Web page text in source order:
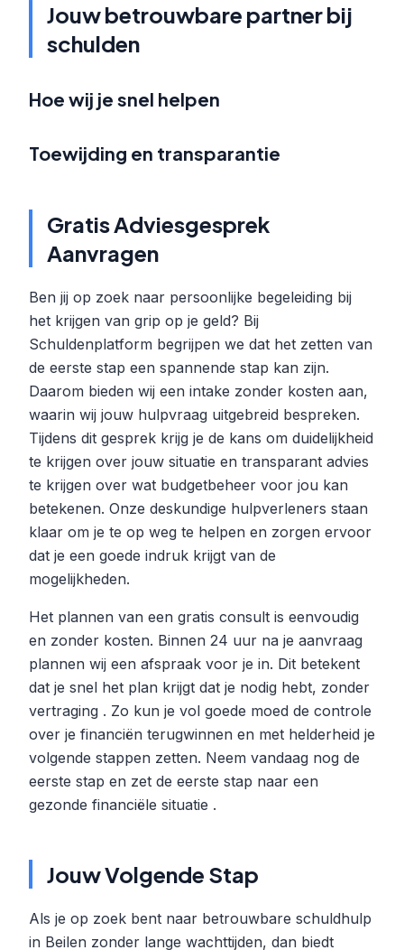
Jouw betrouwbare partner bij
schulden
Hoe wij je snel helpen
Toewijding en transparantie
Gratis Adviesgesprek
Aanvragen
Ben jij op zoek naar persoonlijke begeleiding bij
het krijgen van grip op je geld? Bij
Schuldenplatform begrijpen we dat het zetten van
de eerste stap een spannende stap kan zijn.
Daarom bieden wij een intake zonder kosten aan,
waarin wij jouw hulpvraag uitgebreid bespreken.
Tijdens dit gesprek krijg je de kans om duidelijkheid
te krijgen over jouw situatie en transparant advies
te krijgen over wat budgetbeheer voor jou kan
betekenen. Onze deskundige hulpverleners staan
klaar om je te op weg te helpen en zorgen ervoor
dat je een goede indruk krijgt van de
mogelijkheden.
Het plannen van een gratis consult is eenvoudig
en zonder kosten. Binnen 24 uur na je aanvraag
plannen wij een afspraak voor je in. Dit betekent
dat je snel het plan krijgt dat je nodig hebt, zonder
vertraging . Zo kun je vol goede moed de controle
over je financiën terugwinnen en met helderheid je
volgende stappen zetten. Neem vandaag nog de
eerste stap en zet de eerste stap naar een
gezonde financiële situatie .
Jouw Volgende Stap
Als je op zoek bent naar betrouwbare schuldhulp
in Beilen zonder lange wachttijden, dan biedt